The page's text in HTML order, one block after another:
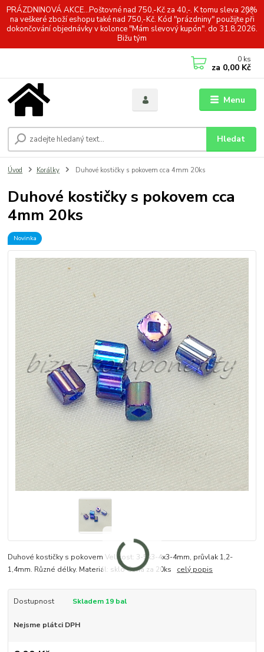
PRÁZDNINOVÁ AKCE...Poštovné nad 750,-Kč za 40,-. K tomu sleva 20%
na veškeré zboží eshopu také nad 750,-Kč. Kód "prázdniny" použijte při
dokončování objednávky v kolonce "Mám slevový kupón". do 31.8.2026.
Bižu tým
Menu
Hledat
0 ks
za 0,00 Kč
Úvod Korálky Duhové kostičky s pokovem cca 4mm 20ks
Duhové kostičky s pokovem cca
4mm 20ks
Novinka
Duhové kostičky s pokovem Velikost: 3-5x3-4x3-4mm, průvlak 1,2-
1,4mm. Různé délky. Materiál: sklo Cena za 20ks celý popis
Dostupnost Skladem 19 bal
Nejsme plátci DPH